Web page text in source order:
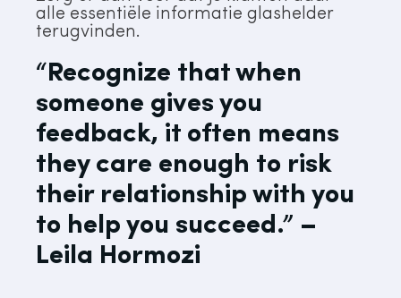
alle essentiële informatie glashelder
terugvinden.
“Recognize that when
someone gives you
feedback, it often means
they care enough to risk
their relationship with you
to help you succeed.” –
Leila Hormozi